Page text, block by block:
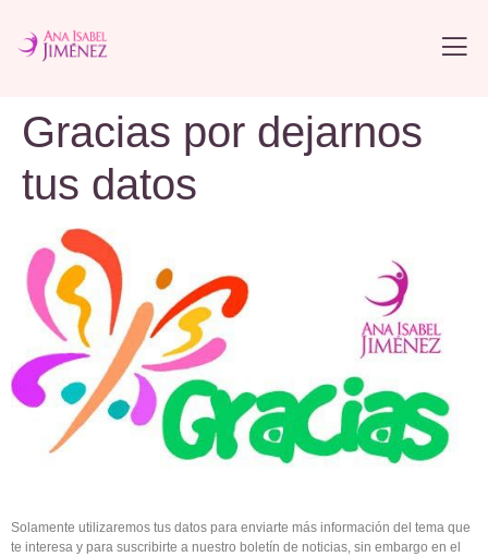
Gracias por dejarnos
tus datos
Solamente utilizaremos tus datos para enviarte más información del tema que
te interesa y para suscribirte a nuestro boletín de noticias, sin embargo en el